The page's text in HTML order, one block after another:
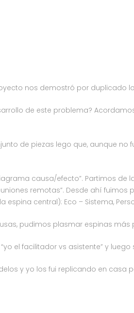
nos demostró por duplicado
de este problema?
de piezas lego que, aunque
causa/efecto”. Partimos
remotas”. Desde ahí
central): Eco – Sistema,
pudimos plasmar espinas
el facilitador vs asistente” y
y yo los fui replicando en casa